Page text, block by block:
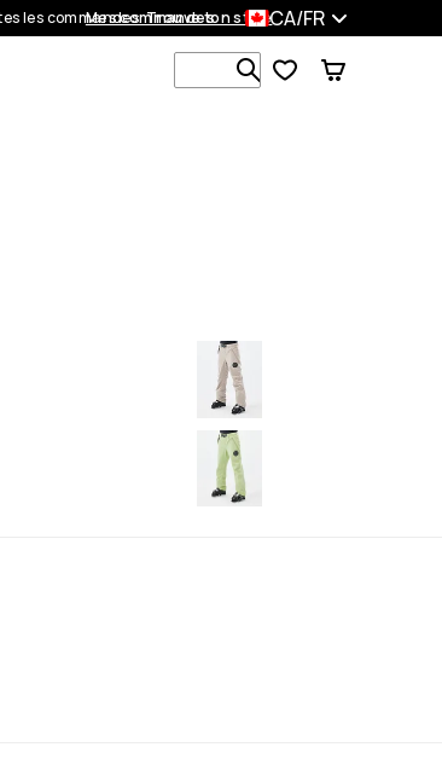
les commandes.Trouve ton style
Mes commandes CA/FR
Recherche parmi 1